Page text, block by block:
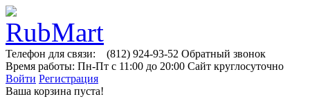
Телефон для связи: (812) 924-93-52 Обратный звонок
Время работы: Пн-Пт с 11:00 до 20:00 Сайт круглосуточно
Войти Регистрация
Ваша корзина пуста!